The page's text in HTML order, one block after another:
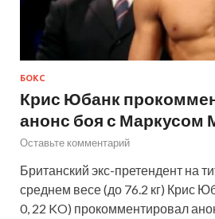
БОКС
Крис Юбанк
анонс боя с Маркусом
Оставьте комментарий
Британский экс-претендент на
среднем весе (до 76.2 кг) Крис
0, 22 KO) прокомментировал